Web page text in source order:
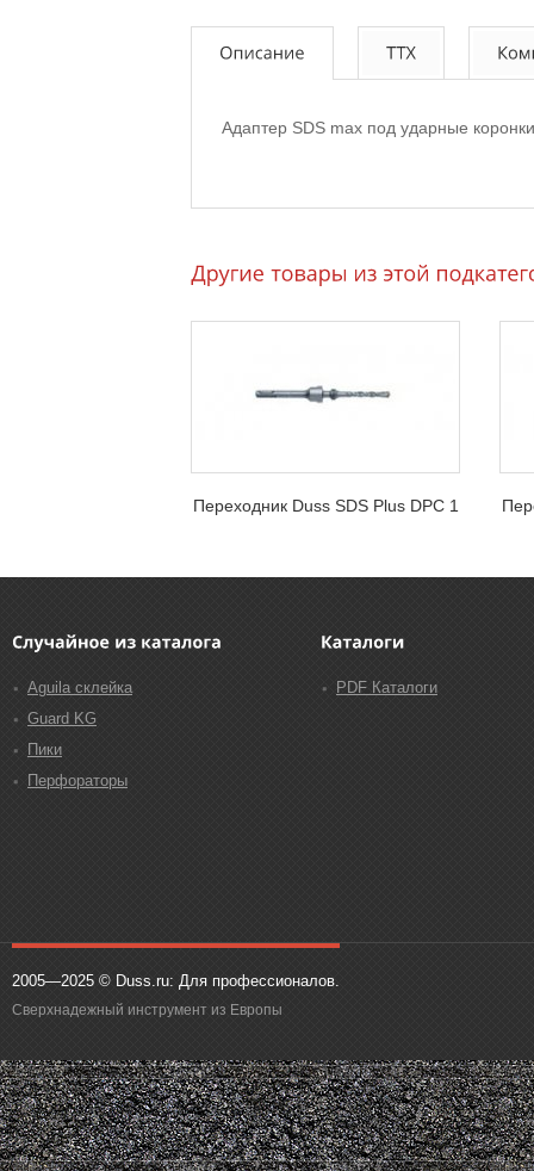
Адаптер SDS max под ударные
Переходник Duss SDS Plus DPC 1
Аguila склейка
Guard KG
Пики
Перфораторы
PDF Каталоги
2005—2025 © Duss.ru: Для профессионалов.
Сверхнадежный инструмент из Европы